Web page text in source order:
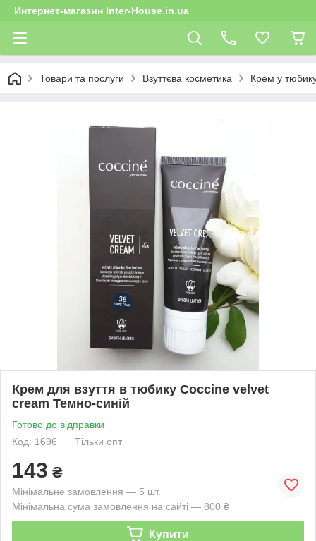
Интернет-магазин Inter-House.in.ua
Товари та послуги Взуттєва косметика Крем у
Крем для взуття в тюбику Coccine velvet
cream Темно-синій
Готово до відправки
Код: 1696
Тільки опт
143 ₴
Мінімальне замовлення — 5 шт.
Мінімальна сума замовлення на сайті — 800 ₴
Купити